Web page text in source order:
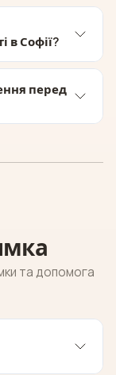
в Софії?
перед
та допомога